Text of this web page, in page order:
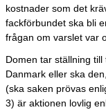
kostnader som det
fackförbundet ska bli
frågan om varslet var
Domen tar ställning
Danmark eller ska
(ska saken prövas
3) är aktionen lovlig